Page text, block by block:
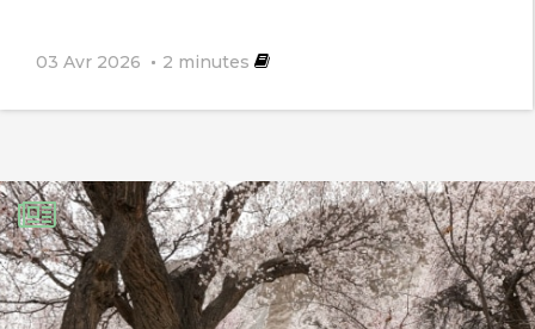
03 Avr 2026 2 minutes